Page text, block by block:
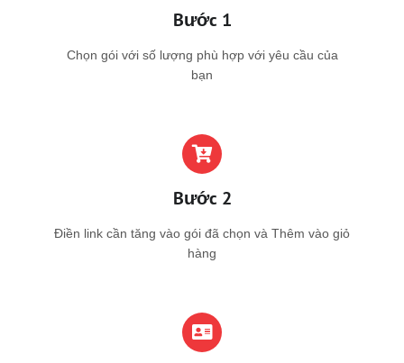
Bước 1
Chọn gói với số lượng phù hợp với yêu cầu của
bạn
Bước 2
Điền link cần tăng vào gói đã chọn và Thêm vào giỏ
hàng